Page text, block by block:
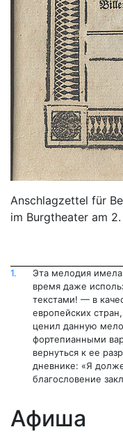
Anschlagzettel für
im Burgtheater am
1.
Эта мелодия
время даже
текстами! — в
европейских
ценил данную
фортепианными
вернуться к ее
дневнике: «Я
благословение
Афиша